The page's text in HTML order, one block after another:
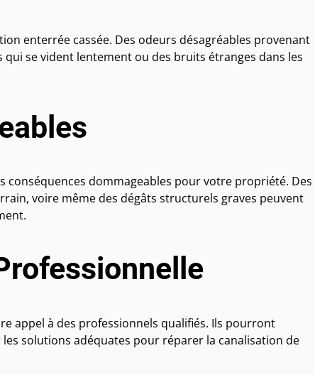
enterrée cassée. Des odeurs désagréables provenant
se vident lentement ou des bruits étranges dans les
conséquences dommageables pour votre propriété. Des
voire même des dégâts structurels graves peuvent
appel à des professionnels qualifiés. Ils pourront
solutions adéquates pour réparer la canalisation de